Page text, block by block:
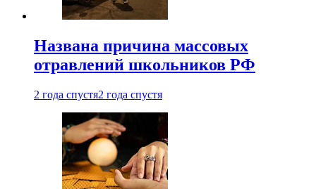
Названа причина массовых
отравлений школьников РФ
2 года спустя2 года спустя